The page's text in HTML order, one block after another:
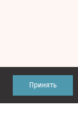
Принять